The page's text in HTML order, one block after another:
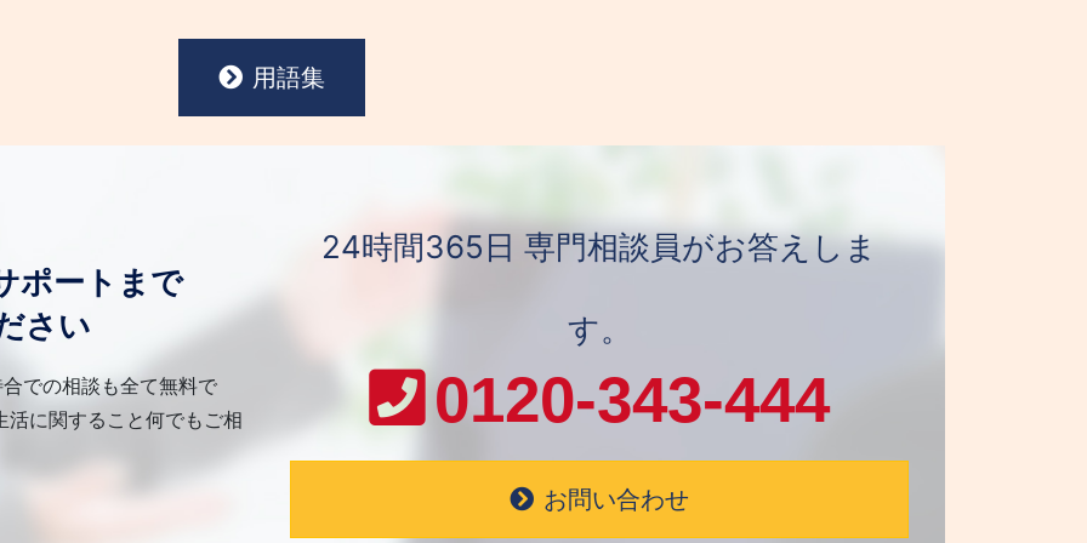
用語集
ポートまで
さい
での相談も全て無料で
に関すること何でもご相
24時間365日 専門相談員がお答えしま
す。
0120-343-444
お問い合わせ